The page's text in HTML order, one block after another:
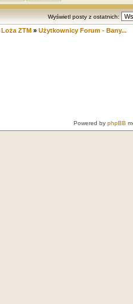
Wyświetl posty z ostatnich:
Loża ZTM» Użytkownicy Forum - Bany...
Powered by phpBB